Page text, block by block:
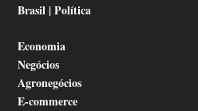
Brasil | Política
Economia
Negócios
Agronegócios
E-commerce